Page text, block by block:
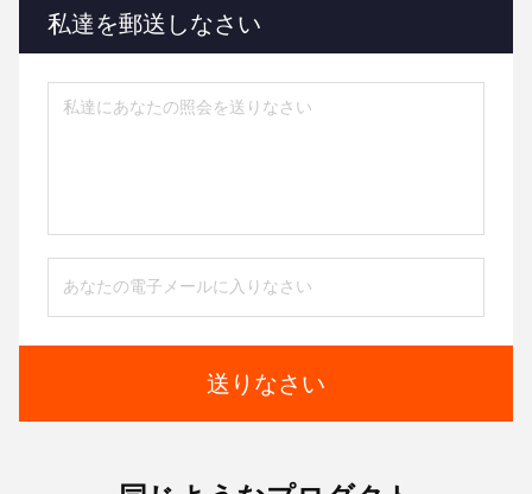
私達を郵送しなさい
送りなさい